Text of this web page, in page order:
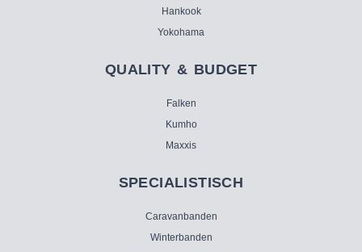
Hankook
Yokohama
QUALITY & BUDGET
Falken
Kumho
Maxxis
SPECIALISTISCH
Caravanbanden
Winterbanden